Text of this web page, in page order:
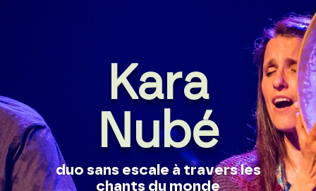
Kara
Nubé
duo sans escale à travers les
chants du monde